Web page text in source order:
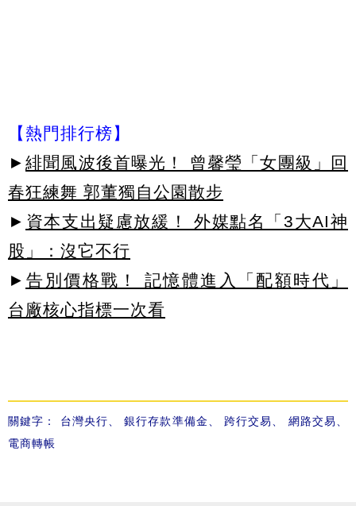
【熱門排行榜】
► 緋聞風波後首曝光！ 曾馨瑩「女團級」回
春狂練舞 郭董獨自公園散步
► 資本支出疑慮放緩！ 外媒點名「3大AI神
股」：沒它不行
► 告別價格戰！ 記憶體進入「配額時代」
台廠核心指標一次看
關鍵字： 台灣央行 、銀行存款準備金 、跨行交易 網路交易
電商轉帳